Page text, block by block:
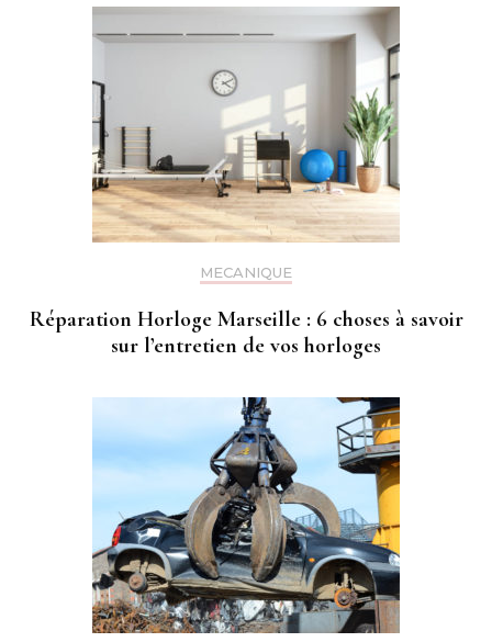
MECANIQUE
Réparation Horloge Marseille : 6 choses à savoir
sur l’entretien de vos horloges